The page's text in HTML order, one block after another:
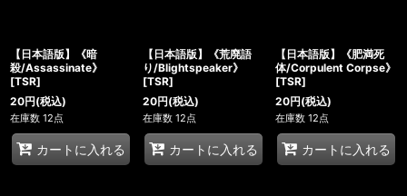
【日本語版】《暗
殺/Assassinate》
[TSR]
20円(税込)
在庫数 12点
カートに入れる
【日本語版】《荒廃語
り/Blightspeaker》
[TSR]
20円(税込)
在庫数 12点
カートに入れる
【日本語版】《肥満死
体/Corpulent Corpse》
[TSR]
20円(税込)
在庫数 12点
カートに入れる